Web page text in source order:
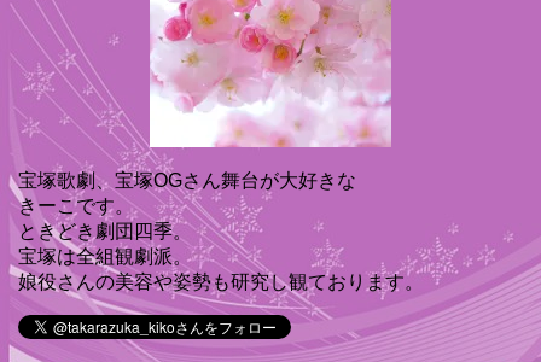
宝塚歌劇、宝塚OGさん舞台が大好きな
きーこです。
ときどき劇団四季。
宝塚は全組観劇派。
娘役さんの美容や姿勢も研究し観ております。